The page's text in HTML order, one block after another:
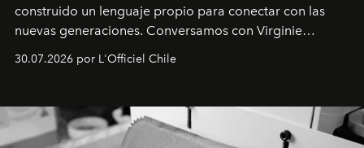
construido un lenguaje propio para conectar con las
nuevas generaciones. Conversamos con Virginie
Latinoamérica, sobre identidad, cultura y el valor
30.07.2026 por L'Officiel Chile